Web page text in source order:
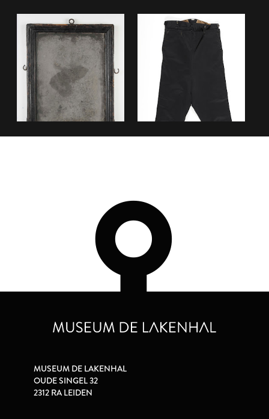
MUSEUM DE LAKENHAL
OUDE SINGEL 32
2312 RA LEIDEN